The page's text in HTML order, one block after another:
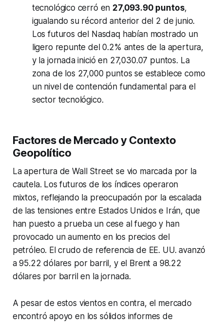
tecnológico cerró en 27,093.90 puntos,
igualando su récord anterior del 2 de junio.
Los futuros del Nasdaq habían mostrado un
ligero repunte del 0.2% antes de la apertura,
y la jornada inició en 27,030.07 puntos. La
zona de los 27,000 puntos se establece como
un nivel de contención fundamental para el
sector tecnológico.
Factores de Mercado y Contexto
Geopolítico
La apertura de Wall Street se vio marcada por la
cautela. Los futuros de los índices operaron
mixtos, reflejando la preocupación por la escalada
de las tensiones entre Estados Unidos e Irán, que
han puesto a prueba un cese al fuego y han
provocado un aumento en los precios del
petróleo. El crudo de referencia de EE. UU. avanzó
a 95.22 dólares por barril, y el Brent a 98.22
dólares por barril en la jornada.
A pesar de estos vientos en contra, el mercado
encontró apoyo en los sólidos informes de